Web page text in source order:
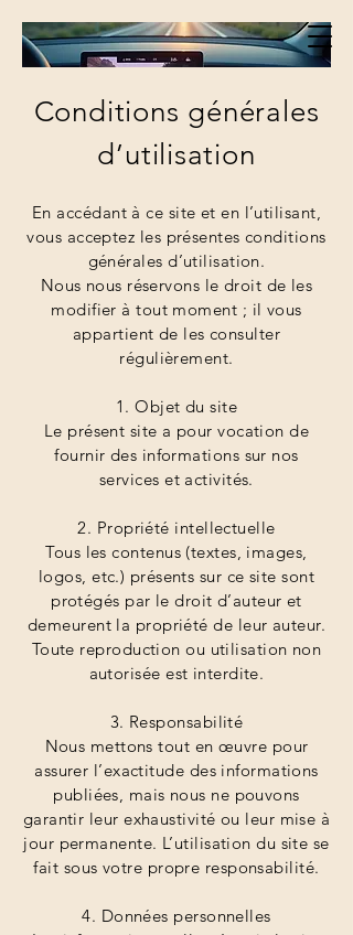
Conditions générales
d’utilisation
En accédant à ce site et en l’utilisant,
vous acceptez les présentes conditions
générales d’utilisation.
Nous nous réservons le droit de les
modifier à tout moment ; il vous
appartient de les consulter
régulièrement.
1. Objet du site
Le présent site a pour vocation de
fournir des informations sur nos
services et activités.
2. Propriété intellectuelle
Tous les contenus (textes, images,
logos, etc.) présents sur ce site sont
protégés par le droit d’auteur et
demeurent la propriété de leur auteur.
Toute reproduction ou utilisation non
autorisée est interdite.
3. Responsabilité
Nous mettons tout en œuvre pour
assurer l’exactitude des informations
publiées, mais nous ne pouvons
garantir leur exhaustivité ou leur mise à
jour permanente. L’utilisation du site se
fait sous votre propre responsabilité.
4. Données personnelles